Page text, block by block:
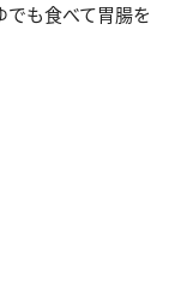
も食べて胃腸を